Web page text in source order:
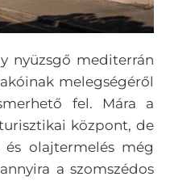
nyüzsgő mediterrán
melegségéről
fel. Mára a
központ, de
olajtermelés még
a szomszédos